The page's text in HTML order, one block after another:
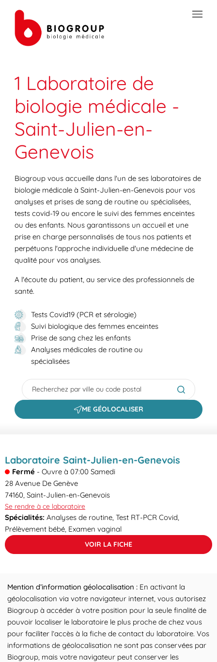
PRÉPAREZ VOS ANALYSES
LES SPÉCIALITÉS DE LA BIOLOGIE
VOTRE ESPACE PATIENT
LES ACTUALITÉS SANTÉ
1 Laboratoire de
biologie médicale -
Saint-Julien-en-
Genevois
Biogroup vous accueille dans l'un de ses laboratoires de
biologie médicale à Saint-Julien-en-Genevois pour vos
analyses et prises de sang de routine ou spécialisées,
tests covid-19 ou encore le suivi des femmes enceintes
ou des enfants. Nous garantissons un accueil et une
prise en charge personnalisés de tous nos patients et
perpétuons l'approche individuelle d'une médecine de
qualité pour vos analyses.
A l'écoute du patient, au service des professionnels de
santé.
Tests Covid19 (PCR et sérologie)
Suivi biologique des femmes enceintes
Prise de sang chez les enfants
Analyses médicales de routine ou
spécialisées
City, State/Province, Zip or City & Country
Submit a
ME GÉOLOCALISER
Laboratoire Saint-Julien-en-Genevois
Fermé - Ouvre à 07:00 Samedi
28 Avenue De Genève
74160, Saint-Julien-en-Genevois
Se rendre à ce laboratoire
Spécialités: Analyses de routine, Test RT-PCR Covid,
Prélèvement bébé, Examen vaginal
VOIR LA FICHE
Mention d’information géolocalisation : En activant la
géolocalisation via votre navigateur internet, vous autorisez
Biogroup à accéder à votre position pour la seule finalité de
pouvoir localiser le laboratoire le plus proche de chez vous
pour faciliter l’accès à la fiche de contact du laboratoire. Vos
informations de géolocalisation ne sont pas conservées par
Biogroup, mais votre navigateur peut conserver les